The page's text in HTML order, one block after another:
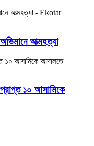
আত্মহত্যা
১০ আসামিকে